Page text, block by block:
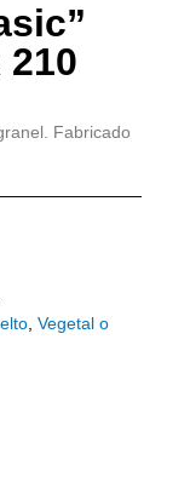
210
Fabricado
, Vegetal o